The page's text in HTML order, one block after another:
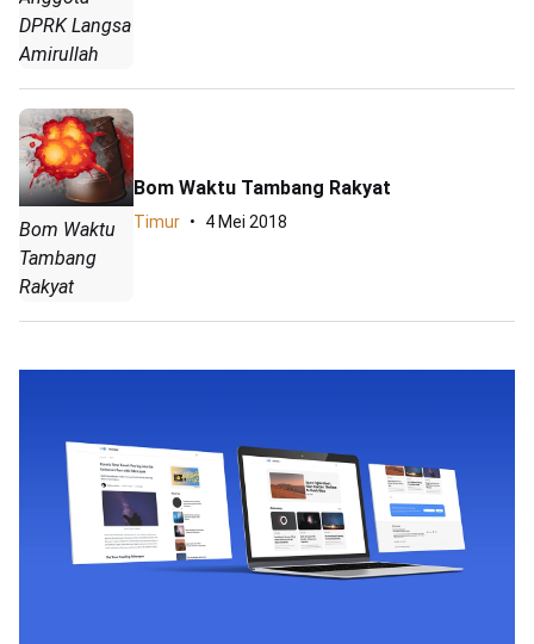
DPRK Langsa
Amirullah
Bom Waktu
Tambang
Rakyat
Bom Waktu Tambang Rakyat
Timur 4 Mei 2018